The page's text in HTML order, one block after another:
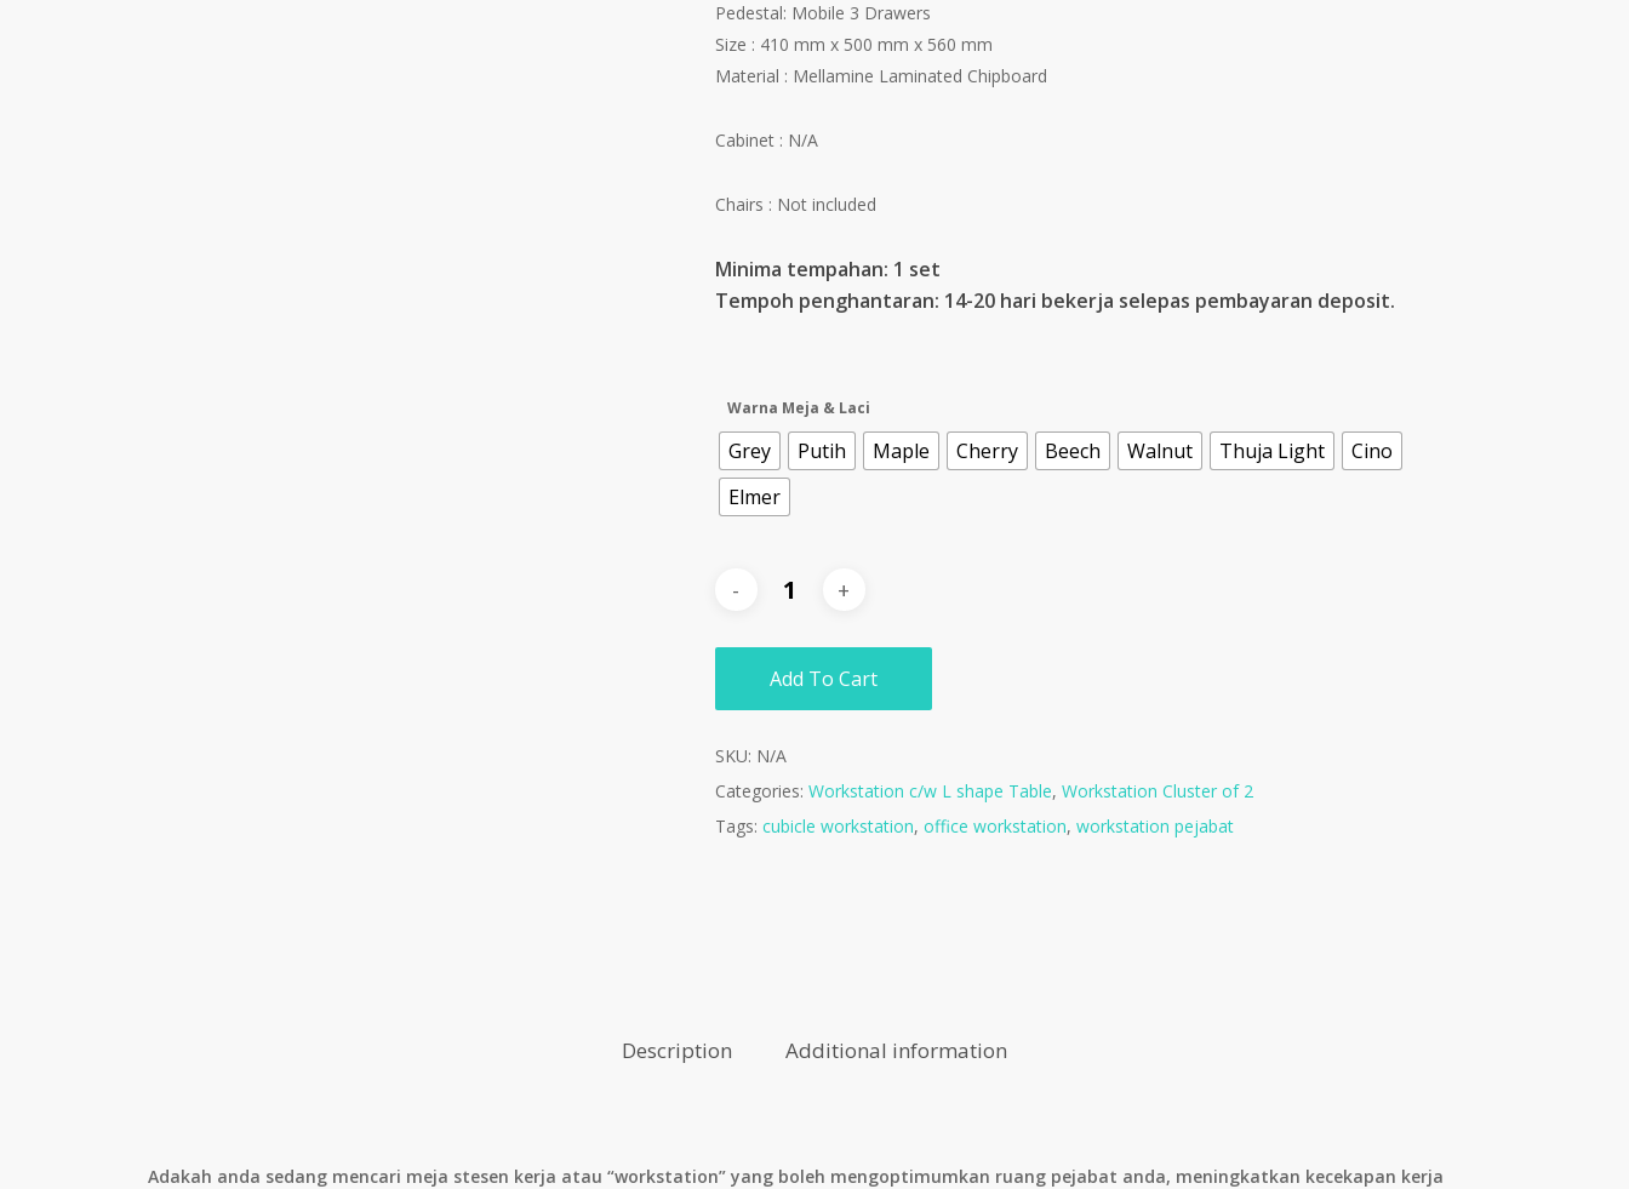
Pedestal: Mobile 3 Drawers
Size : 410 mm x 500 mm x 560 mm
Material : Mellamine Laminated Chipboard
Cabinet : N/A
Chairs : Not included
Minima tempahan: 1 set
Tempoh penghantaran: 14-20 hari bekerja selepas pembayaran deposit.
Warna Meja & Laci
Grey Putih Maple Cherry Beech Walnut Thuja Light
Cino
Elmer
Add To Cart
SKU: N/A
Categories: Workstation c/w L shape Table, Workstation Cluster of 2
Tags: cubicle workstation, office workstation, workstation pejabat
Description Additional information
Adakah anda sedang mencari meja stesen kerja atau “workstation” yang boleh mengoptimumkan ruang pejabat anda, meningkatkan kecekapan kerja